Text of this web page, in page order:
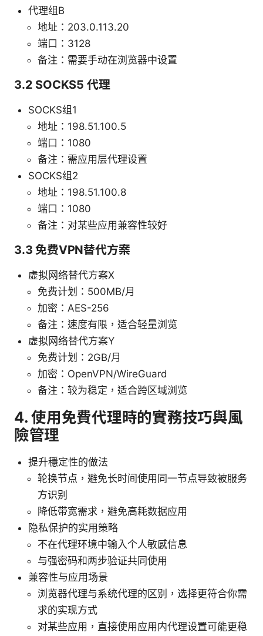
代理组B
地址：203.0.113.20
端口：3128
备注：需要手动在浏览器中设置
3.2 SOCKS5 代理
SOCKS组1
地址：198.51.100.5
端口：1080
备注：需应用层代理设置
SOCKS组2
地址：198.51.100.8
端口：1080
备注：对某些应用兼容性较好
3.3 免费VPN替代方案
虚拟网络替代方案X
免费计划：500MB/月
加密：AES-256
备注：速度有限，适合轻量浏览
虚拟网络替代方案Y
免费计划：2GB/月
加密：OpenVPN/WireGuard
备注：较为稳定，适合跨区域浏览
4. 使用免費代理時的實務技巧與風
險管理
提升穩定性的做法
轮换节点，避免长时间使用同一节点导致被服务
方识别
降低带宽需求，避免高耗数据应用
隐私保护的实用策略
不在代理环境中输入个人敏感信息
与强密码和两步验证共同使用
兼容性与应用场景
浏览器代理与系统代理的区别，选择更符合你需
求的实现方式
对某些应用，直接使用应用内代理设置可能更稳